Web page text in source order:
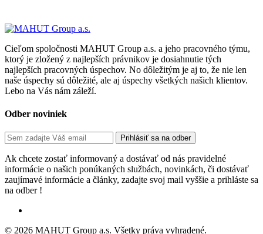
Cieľom spoločnosti MAHUT Group a.s. a jeho pracovného týmu,
ktorý je zložený z najlepších právnikov je dosiahnutie tých
najlepších pracovných úspechov. No dôležitým je aj to, že nie len
naše úspechy sú dôležité, ale aj úspechy všetkých našich klientov.
Lebo na Vás nám záleží.
Odber noviniek
Ak chcete zostať informovaný a dostávať od nás pravidelné
informácie o našich ponúkaných službách, novinkách, či dostávať
zaujímavé informácie a články, zadajte svoj mail vyššie a prihláste sa
na odber !
© 2026 MAHUT Group a.s. Všetky práva vyhradené.